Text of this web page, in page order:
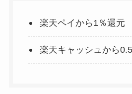
楽天ペイから1％還元
楽天キャッシュから